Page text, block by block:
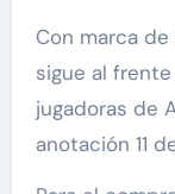
Con marca
sigue al frente
jugadoras de
anotación 11